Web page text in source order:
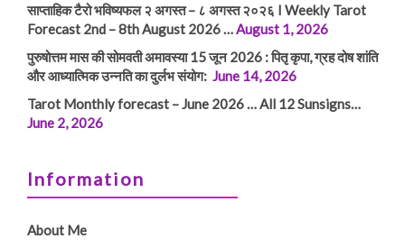
साप्ताहिक टैरो भविष्यफल २ अगस्त – ८ अगस्त २०२६ I Weekly Tarot
Forecast 2nd – 8th August 2026 … August 1, 2026
पुरुषोत्तम मास की सोमवती अमावस्या 15 जून 2026 : पितृ कृपा, ग्रह दोष शांति
और आध्यात्मिक उन्नति का दुर्लभ संयोग: June 14, 2026
Tarot Monthly forecast – June 2026 … All 12 Sunsigns…
June 2, 2026
Information
About Me